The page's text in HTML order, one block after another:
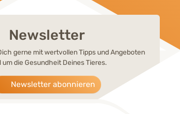
Newsletter
gerne mit wertvollen Tipps und Angeboten
um die Gesundheit Deines Tieres.
Newsletter abonnieren